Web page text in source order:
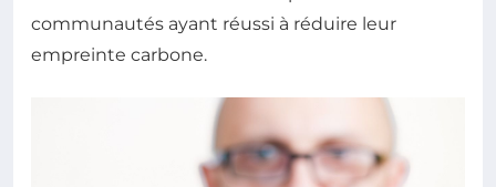
communautés ayant réussi à réduire leur
empreinte carbone.